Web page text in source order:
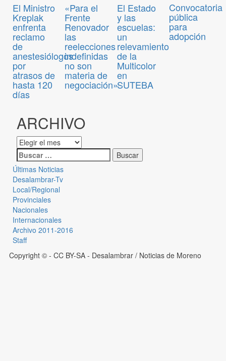
El Ministro
Kreplak
enfrenta
reclamo
de
anestesiólogos
por
atrasos de
hasta 120
días
«Para el
Frente
Renovador
las
reelecciones
indefinidas
no son
materia de
negociación»
El Estado
y las
escuelas:
un
relevamiento
de la
Multicolor
en
SUTEBA
Convocatoria
pública
para
adopción
ARCHIVO
Últimas Noticias
Desalambrar-Tv
Local/Regional
Provinciales
Nacionales
Internacionales
Archivo 2011-2016
Staff
Copyright © - CC BY-SA - Desalambrar / Noticias de Moreno